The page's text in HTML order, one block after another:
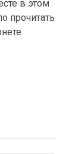
в этом
прочитать